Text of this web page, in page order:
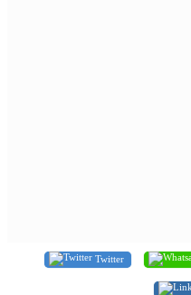
Twitter